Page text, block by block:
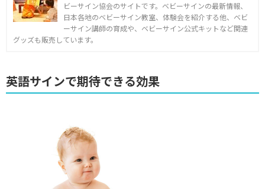
ビーサイン協会のサイトです。ベビーサインの最新情報、
日本各地のベビーサイン教室、体験会を紹介する他、ベビ
ーサイン講師の育成や、ベビーサイン公式キットなど関連
グッズも販売しています。
英語サインで期待できる効果